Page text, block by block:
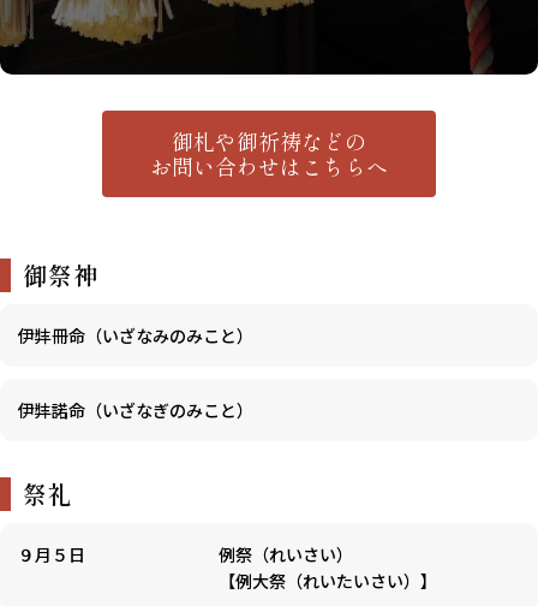
御札や御祈祷などの
お問い合わせはこちらへ
御祭神
伊弉冊命（いざなみのみこと）
伊弉諾命（いざなぎのみこと）
祭礼
９月５日
例祭（れいさい）
【例大祭（れいたいさい）】